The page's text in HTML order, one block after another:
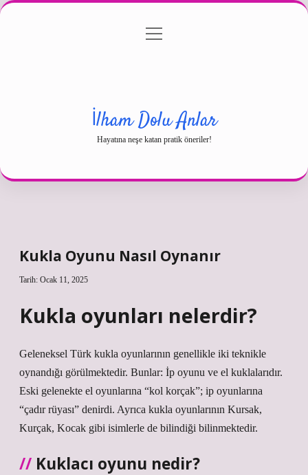
Gizlilik Politikası
menüyü
İlham Dolu Anlar
Hayatına neşe katan pratik öneriler!
Kukla Oyunu Nasıl Oynanır
Tarih: Ocak 11, 2025
Kukla oyunları nelerdir?
Geleneksel Türk kukla oyunlarının genellikle iki teknikle
oynandığı görülmektedir. Bunlar: İp oyunu ve el kuklalarıdır.
Eski gelenekte el oyunlarına “kol korçak”; ip oyunlarına
“çadır rüyası” denirdi. Ayrıca kukla oyunlarının Kursak,
Kurçak, Kocak gibi isimlerle de bilindiği bilinmektedir.
Kuklacı oyunu nedir?